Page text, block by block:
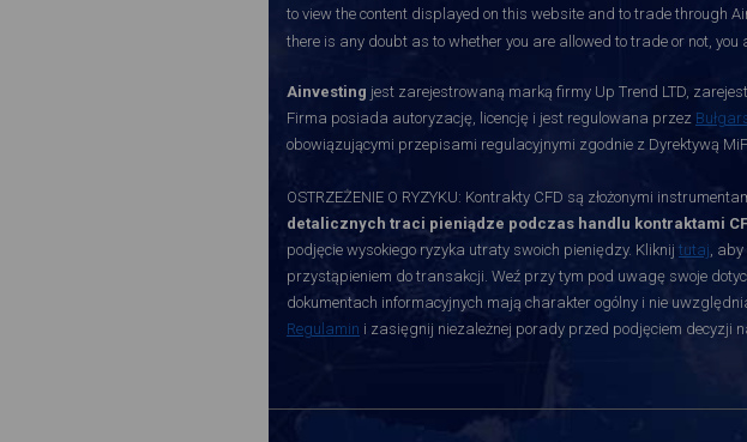
to view the content displayed on this website and to trade through
there is any doubt as to whether you are allowed to trade or not,
Ainvesting jest zarejestrowaną marką firmy Up Trend LTD,
Firma posiada autoryzację, licencję i jest regulowana przez
obowiązującymi przepisami regulacyjnymi zgodnie z Dyrektywą
OSTRZEŻENIE O RYZYKU: Kontrakty CFD są złożonymi
detalicznych traci pieniądze podczas handlu kontraktami
podjęcie wysokiego ryzyka utraty swoich pieniędzy. Kliknij tutaj, aby
przystąpieniem do transakcji. Weź przy tym pod uwagę swoje
dokumentach informacyjnych mają charakter ogólny i nie
Regulamin i zasięgnij niezależnej porady przed podjęciem decyzji